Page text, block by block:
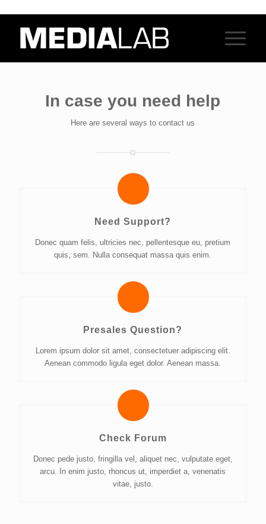
In case you need help
Here are several ways to contact us
Need Support?
Donec quam felis, ultricies nec, pellentesque eu, pretium
quis, sem. Nulla consequat massa quis enim.
Presales Question?
Lorem ipsum dolor sit amet, consectetuer adipiscing elit.
Aenean commodo ligula eget dolor. Aenean massa.
Check Forum
Donec pede justo, fringilla vel, aliquet nec, vulputate eget,
arcu. In enim justo, rhoncus ut, imperdiet a, venenatis
vitae, justo.